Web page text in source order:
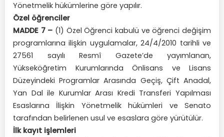
Yönetmelik hükümlerine göre yapılır.
Özel öğrenciler
MADDE 7 – (1) Özel Öğrenci kabulü ve öğrenci değişim
programlarına ilişkin uygulamalar, 24/4/2010 tarihli ve
27561 sayılı Resmî Gazete’de yayımlanan,
Yükseköğretim Kurumlarında Önlisans ve Lisans
Düzeyindeki Programlar Arasında Geçiş, Çift Anadal,
Yan Dal ile Kurumlar Arası Kredi Transferi Yapılması
Esaslarına İlişkin Yönetmelik hükümleri ve Senato
tarafından belirlenen usul ve esaslara göre yürütülür.
İlk kayıt işlemleri